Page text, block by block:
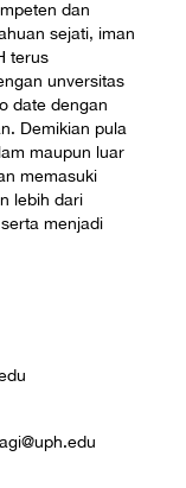
dan
sejati, iman
terus
unversitas
date dengan
Demikian pula
maupun luar
memasuki
lebih dari
menjadi